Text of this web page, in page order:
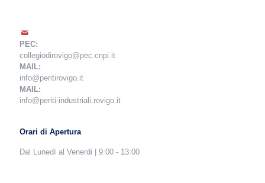
PEC:
collegiodirovigo@pec.cnpi.it
MAIL:
info@peritirovigo.it
MAIL:
info@periti-industriali.rovigo.it
Orari di Apertura
Dal Lunedì al Venerdi | 9:00 - 13:00